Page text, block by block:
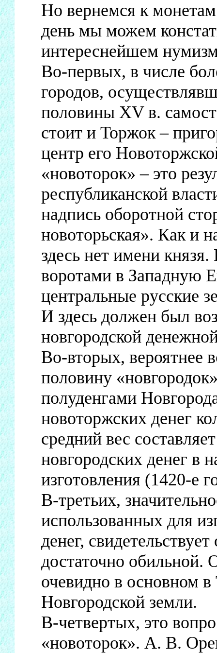
Но вернемся к
день мы можем
интереснейшем
Во-первых, в числе
городов,
половины XV в.
стоит и Торжок –
центр его
«новоторок» – это
республиканской
надпись оборотной
новоторьская». Как и
здесь нет имени
воротами в Западную
центральные русские
И здесь должен был
новгородской
Во-вторых, вероятнее
половину
полуденгами
новоторжских денег
средний вес
новгородских денег в
изготовления (1420-е
В-третьих,
использованных для
денег,
достаточно обильной.
очевидно в основном
Новгородской земли.
В-четвертых, это
«новоторок». А. В.